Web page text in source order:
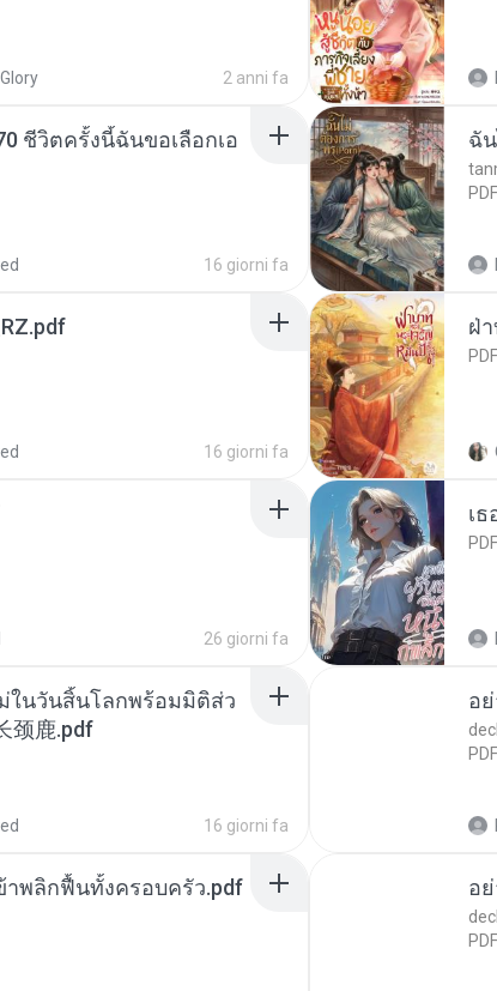
2 anni fa
ชีวิตครั้งนี้ฉันขอเลือกเอ
16 giorni fa
ฉั
PDF
16 giorni fa
ฝ่
PDF
26 giorni fa
เ
PDF
ในวันสิ้นโลกพร้อมมิติส่ว
颈鹿.pdf
16 giorni fa
อ
PDF
าพลิกฟื้นทั้งครอบครัว.pdf อ
PDF